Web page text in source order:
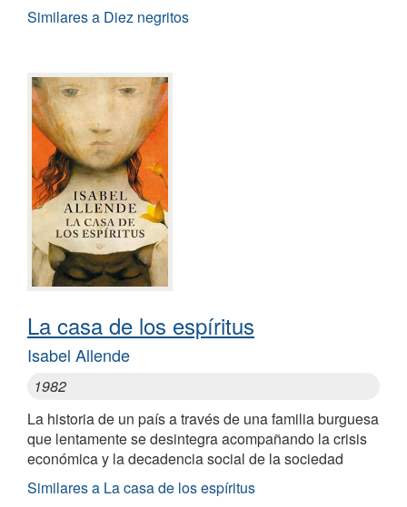
Similares a Diez negritos
La casa de los espíritus
Isabel Allende
1982
La historia de un país a través de una familia burguesa
que lentamente se desintegra acompañando la crisis
económica y la decadencia social de la sociedad
Similares a La casa de los espíritus